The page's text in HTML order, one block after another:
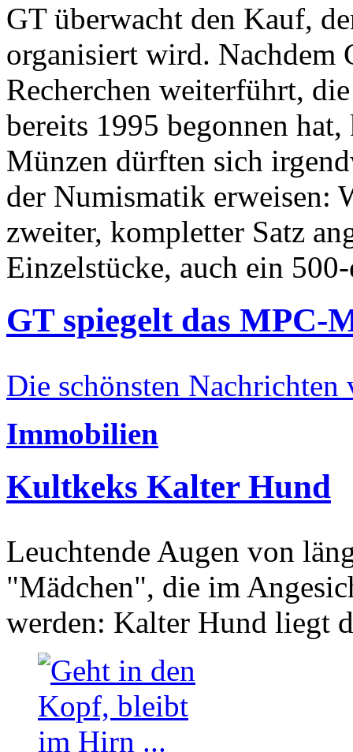
GT überwacht den Kauf,
organisiert wird. Nachdem
Recherchen weiterführt,
bereits 1995 begonnen
Münzen dürften sich
der Numismatik erweisen:
zweiter, kompletter Satz
Einzelstücke, auch ein
GT spiegelt das MPC-
Die schönsten Nachrichten
Immobilien
Kultkeks Kalter Hund
Leuchtende Augen von
"Mädchen", die im
werden: Kalter Hund liegt